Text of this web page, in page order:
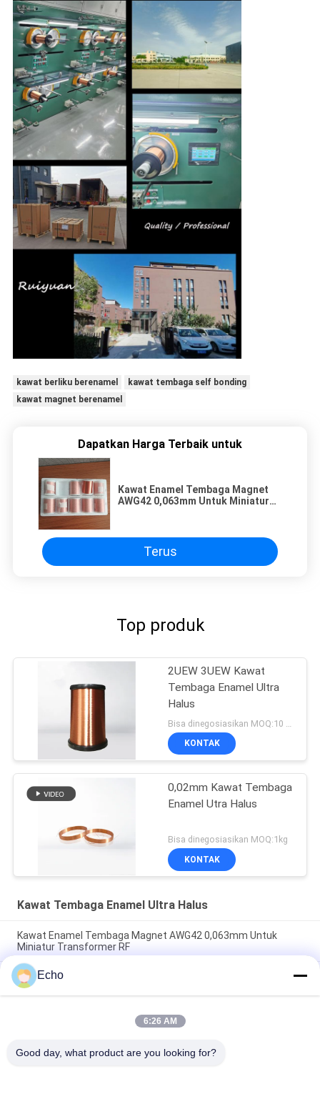
kawat berliku berenamel
kawat tembaga self bonding
kawat magnet berenamel
Dapatkan Harga Terbaik untuk
Kawat Enamel Tembaga Magnet
AWG42 0,063mm Untuk Miniatur
Terus
Top produk
2UEW 3UEW Kawat
Tembaga Enamel Ultra
Halus
KONTAK
0,02mm Kawat Tembaga
Enamel Utra Halus
Bisa dinegosiasikan MOQ:1kg
KONTAK
Kawat Tembaga Enamel Ultra Halus
Kawat Enamel Tembaga Magnet AWG42 0,063mm Untuk
Miniatur Transformer RF
Kawat Tembaga Bulat Berenamel Poliuretan 0,06Mm
155°C/180°C untuk Padatan Terisolasi Tembaga Kemurnian
Tinggi
Kawat Magnet Tembaga Berenamel 0,032mm Untuk Sensor
Echo
6:26 AM
Good day, what product are you looking for?